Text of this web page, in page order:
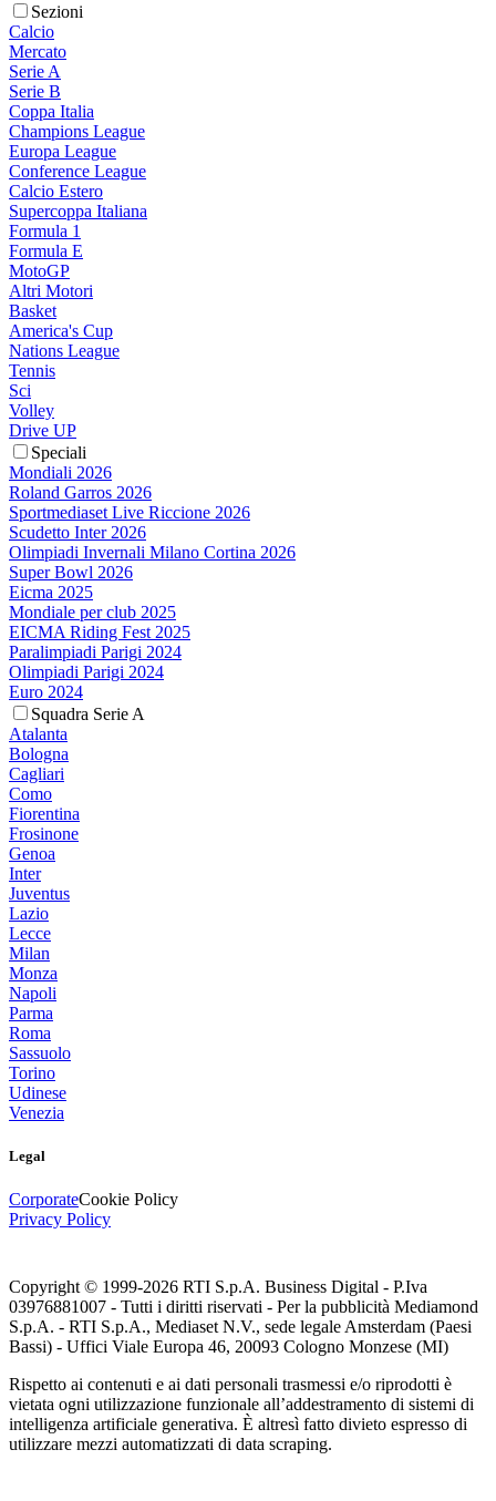
Sezioni
Calcio
Mercato
Serie A
Serie B
Coppa Italia
Champions League
Europa League
Conference League
Calcio Estero
Supercoppa Italiana
Formula 1
Formula E
MotoGP
Altri Motori
Basket
America's Cup
Nations League
Tennis
Sci
Volley
Drive UP
Speciali
Mondiali 2026
Roland Garros 2026
Sportmediaset Live Riccione 2026
Scudetto Inter 2026
Olimpiadi Invernali Milano Cortina 2026
Super Bowl 2026
Eicma 2025
Mondiale per club 2025
EICMA Riding Fest 2025
Paralimpiadi Parigi 2024
Olimpiadi Parigi 2024
Euro 2024
Squadra Serie A
Atalanta
Bologna
Cagliari
Como
Fiorentina
Frosinone
Genoa
Inter
Juventus
Lazio
Lecce
Milan
Monza
Napoli
Parma
Roma
Sassuolo
Torino
Udinese
Venezia
Legal
CorporateCookie Policy
Privacy Policy
Copyright © 1999-2026 RTI S.p.A. Business Digital - P.Iva
03976881007 - Tutti i diritti riservati - Per la pubblicità Mediamond
S.p.A. - RTI S.p.A., Mediaset N.V., sede legale Amsterdam (Paesi
Bassi) - Uffici Viale Europa 46, 20093 Cologno Monzese (MI)
Rispetto ai contenuti e ai dati personali trasmessi e/o riprodotti è
vietata ogni utilizzazione funzionale all’addestramento di sistemi di
intelligenza artificiale generativa. È altresì fatto divieto espresso di
utilizzare mezzi automatizzati di data scraping.